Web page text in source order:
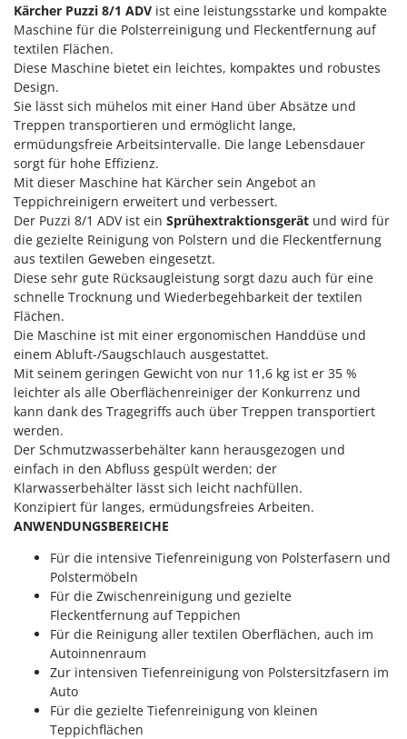
Kehrmaschinen
Kettensägen
Kippbare Heckschaufeln für Traktoren
Klimaanlagen – Klimageräte
Knetmaschinen
Knochensägen
Kompressoren - elektrisch
Kompressoren für Ernte und Baumschnitt
Kreiseleggen
Küchenreiben - elektrisch
Kükenaufzuchtboxen
L
Laderampe aus Aluminium
Laubsauger - Laubbläser
Laubsauger auf Rädern
Luftentfeuchter
Luftkühler
M
Mähroboter
Maisentkörnungsmaschinen
Manuelle Heckenscheren
Mehrzweck-Sauggeräte
Minibacköfen
Motorhacken - Gartenfräsen
Motorspritzen
Mulcher für Traktor
Docma
Dominion
Dreame
E
Echo
EcoFlow
Edilmark
Effeuno
Einhell
Elegen
Energy Gruppi
Enotecnica Pillan
Eschenfelder
EuroMech
Eurosystems
F
FAC
Fama Industrie
Famag
Famur
FARMER
FBC
Ferrari Group
Ferroni
Ferrua
FIAC
FIEM
Kärcher Puzzi 8/1 ADV ist eine leistungsstarke und kompakte
Maschine für die Polsterreinigung und Fleckentfernung auf
textilen Flächen.
Diese Maschine bietet ein leichtes, kompaktes und robustes
Design.
Sie lässt sich mühelos mit einer Hand über Absätze und
Treppen transportieren und ermöglicht lange,
ermüdungsfreie Arbeitsintervalle. Die lange Lebensdauer
sorgt für hohe Effizienz.
Mit dieser Maschine hat Kärcher sein Angebot an
Teppichreinigern erweitert und verbessert.
Der Puzzi 8/1 ADV ist ein Sprühextraktionsgerät und wird für
die gezielte Reinigung von Polstern und die Fleckentfernung
aus textilen Geweben eingesetzt.
Diese sehr gute Rücksaugleistung sorgt dazu auch für eine
schnelle Trocknung und Wiederbegehbarkeit der textilen
Flächen.
Die Maschine ist mit einer ergonomischen Handdüse und
einem Abluft-/Saugschlauch ausgestattet.
Mit seinem geringen Gewicht von nur 11,6 kg ist er 35 %
leichter als alle Oberflächenreiniger der Konkurrenz und
kann dank des Tragegriffs auch über Treppen transportiert
werden.
Der Schmutzwasserbehälter kann herausgezogen und
einfach in den Abfluss gespült werden; der
Klarwasserbehälter lässt sich leicht nachfüllen.
Konzipiert für langes, ermüdungsfreies Arbeiten.
ANWENDUNGSBEREICHE
Für die intensive Tiefenreinigung von Polsterfasern und
Polstermöbeln
Für die Zwischenreinigung und gezielte
Fleckentfernung auf Teppichen
Für die Reinigung aller textilen Oberflächen, auch im
Autoinnenraum
Zur intensiven Tiefenreinigung von Polstersitzfasern im
Auto
Für die gezielte Tiefenreinigung von kleinen
Teppichflächen